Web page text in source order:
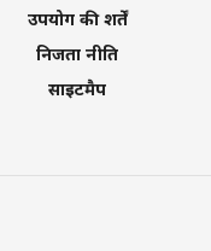
उपयोग की शर्तें
निजता नीति
साइटमैप